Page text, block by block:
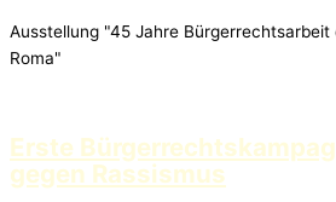
Ausstellung "45 Jahre
Roma"
Erste
gegen Rassismus